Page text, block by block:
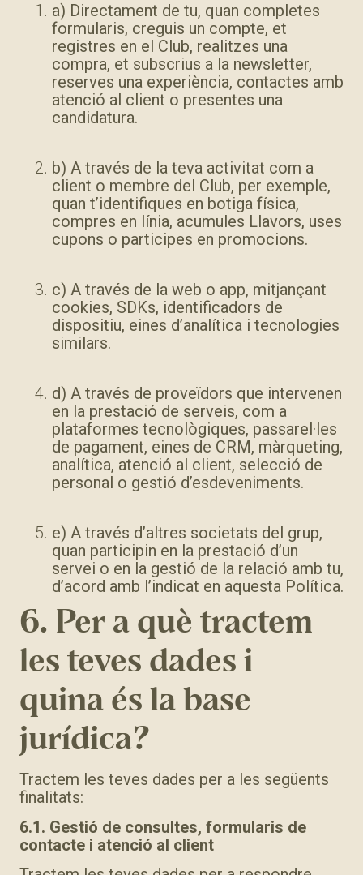
a) Directament de tu, quan completes
formularis, creguis un compte, et
registres en el Club, realitzes una
compra, et subscrius a la newsletter,
reserves una experiència, contactes amb
atenció al client o presentes una
candidatura.
b) A través de la teva activitat com a
client o membre del Club, per exemple,
quan t’identifiques en botiga física,
compres en línia, acumules Llavors, uses
cupons o participes en promocions.
c) A través de la web o app, mitjançant
cookies, SDKs, identificadors de
dispositiu, eines d’analítica i tecnologies
similars.
d) A través de proveïdors que intervenen
en la prestació de serveis, com a
plataformes tecnològiques, passarel·les
de pagament, eines de CRM, màrqueting,
analítica, atenció al client, selecció de
personal o gestió d’esdeveniments.
e) A través d’altres societats del grup,
quan participin en la prestació d’un
servei o en la gestió de la relació amb tu,
d’acord amb l’indicat en aquesta Política.
6. Per a què tractem
les teves dades i
quina és la base
jurídica?
Tractem les teves dades per a les següents
finalitats:
6.1. Gestió de consultes, formularis de
contacte i atenció al client